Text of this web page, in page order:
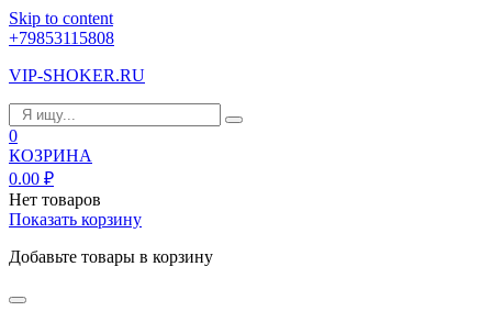
Skip to content
+79853115808
VIP-SHOKER.RU
0
КОЗРИНА
0.00 ₽
Нет товаров
Показать корзину
Добавьте товары в корзину